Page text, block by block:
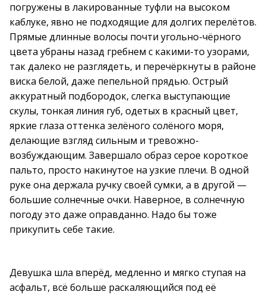
погружены в лакированные туфли на высоком
каблуке, явно не подходящие для долгих перелётов.
Прямые длинные волосы почти угольно-чёрного
цвета убраны назад гребнем с какими-то узорами,
так далеко не разглядеть, и перечёркнуты в районе
виска белой, даже пепельной прядью. Острый
аккуратный подбородок, слегка выступающие
скулы, тонкая линия губ, одетых в красный цвет,
яркие глаза оттенка зелёного солёного моря,
делающие взгляд сильным и тревожно-
возбуждающим. Завершало образ серое короткое
пальто, просто накинутое на узкие плечи. В одной
руке она держала ручку своей сумки, а в другой —
большие солнечные очки. Наверное, в солнечную
погоду это даже оправданно. Надо бы тоже
прикупить себе такие.
Девушка шла вперёд, медленно и мягко ступая на
асфальт, всё больше раскаляющийся под её